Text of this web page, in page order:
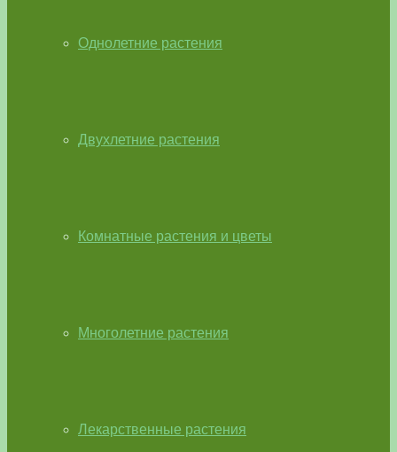
Однолетние растения
Двухлетние растения
Комнатные растения и цветы
Многолетние растения
Лекарственные растения